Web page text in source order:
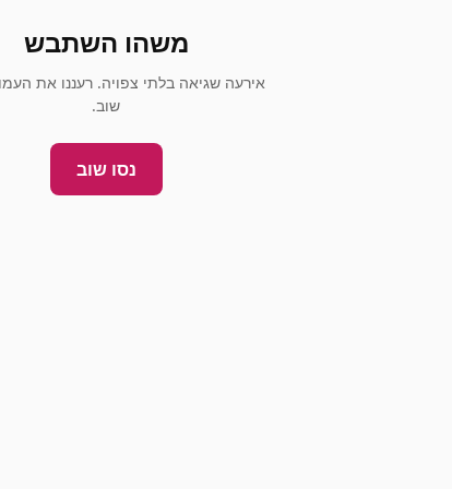
משהו השתבש
אירעה שגיאה בלתי צפויה. רעננו את
שוב.
נסו שוב